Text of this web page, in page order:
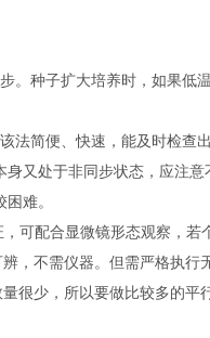
。种子扩大培养时，如果低
法简便、快速，能及时检查
又处于非同步状态，应注意
难。
可配合显微镜形态观察，若
，不需仪器。但需严格执行
很少，所以要做比较多的平